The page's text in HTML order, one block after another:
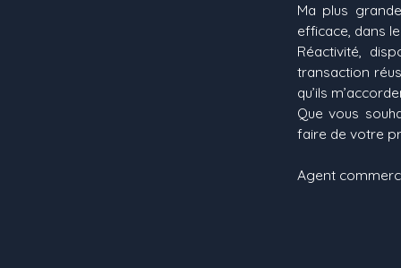
Ma plus
efficace, dans
Réactivité,
transaction
qu’ils
Que vous
faire de votre
Agent